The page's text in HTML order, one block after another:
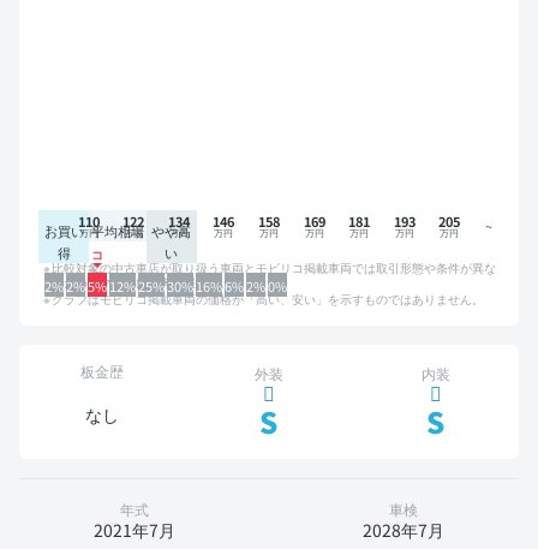
お買い
得
平均相場 やや高
い
2%2%5%12%25%30%16%6%2%0%
110 122 134 146 158 169 181 193 205
比較対象の中古車店が取り扱う車両とモビリコ掲載車両では取引形態や条件が異な
るため、グラフは参考情報です。
グラフはモビリコ掲載車両の価格が「高い、安い」を示すものではありません。
板金歴
なし
外装
S
内装
S
年式
2021年7月
車検
2028年7月